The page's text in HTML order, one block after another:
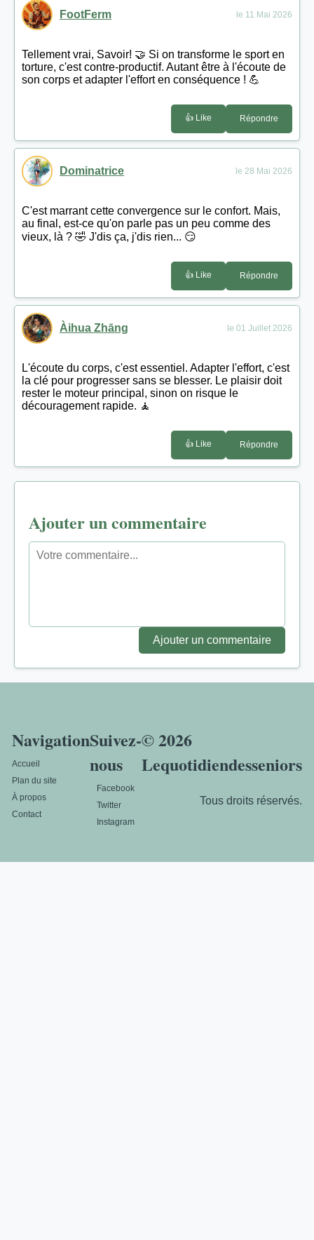
FootFerm le 11 Mai 2026
Tellement vrai, Savoir! 🤝 Si on transforme le sport en
torture, c'est contre-productif. Autant être à l'écoute de
son corps et adapter l'effort en conséquence ! 💪
👍 Like Répondre
Dominatrice le 28 Mai 2026
C'est marrant cette convergence sur le confort. Mais,
au final, est-ce qu'on parle pas un peu comme des
vieux, là ? 🤣 J'dis ça, j'dis rien... 😏
👍 Like Répondre
Àihua Zhāng le 01 Juillet 2026
L'écoute du corps, c'est essentiel. Adapter l'effort, c'est
la clé pour progresser sans se blesser. Le plaisir doit
rester le moteur principal, sinon on risque le
découragement rapide. 🧘
👍 Like Répondre
Ajouter un commentaire
Ajouter un commentaire
Navigation
Accueil
Plan du site
À propos
Contact
Suivez-
nous
Facebook
Twitter
Instagram
© 2026
Lequotidiendesseniors
Tous droits réservés.